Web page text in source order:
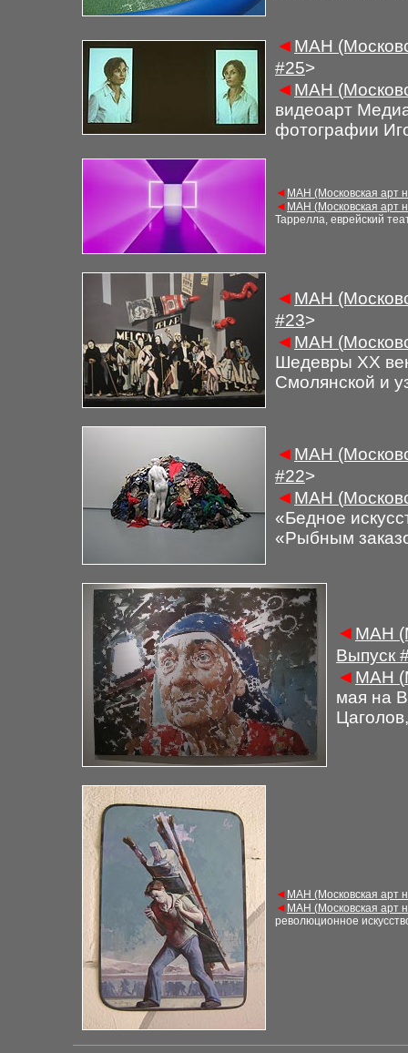
◄ МАН
#25>
◄ МАН (
видеоарт
фотографии
◄ МАН (Московская арт
◄ МАН (Московская арт
Таррелла, еврейский
◄ МАН
#23>
◄ МАН (
Шедевры ХХ
Смолянской и
◄ МАН
#22>
◄ МАН (
«Бедное
«Рыбным
◄ МАН
Выпуск
◄ МАН (
мая на
◄ МАН (Московская арт
◄ МАН (Московская арт
революционное